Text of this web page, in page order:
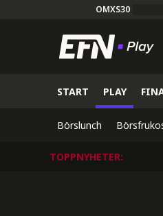
OMXS30
START PLAY
Börslunch
TOPPNYHETER: